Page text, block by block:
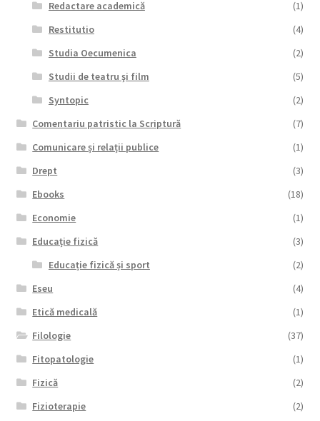
Redactare academică
(1)
Restitutio
(4)
Studia Oecumenica
(2)
Studii de teatru şi film
(5)
Syntopic
(2)
Comentariu patristic la Scriptură
(7)
Comunicare și relații publice
(1)
Drept
(3)
Ebooks
(18)
Economie
(1)
Educație fizică
(3)
Educație fizică și sport
(2)
Eseu
(4)
Etică medicală
(1)
Filologie
(37)
Fitopatologie
(1)
Fizică
(2)
Fizioterapie
(2)